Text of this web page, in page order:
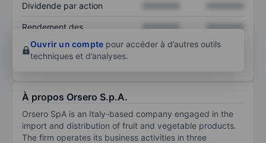
Dividende par action
Rendement des
XXXXXXX
XXXXXXX
Ouvrir un compte pour accéder à d’autres outils
techniques et d’analyses.
À propos Orsero S.p.A.
Orsero SpA is an Italy-based company engaged in the
import and distribution of fruit and vegetable products.
The firm operates its business activities in three